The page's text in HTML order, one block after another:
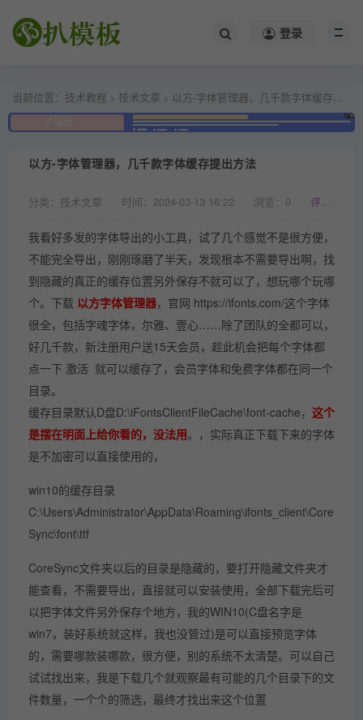
登录
当前位置： 技术教程 > 技术文章 > 以方-字体管理器，几千款字体缓存提出方法
以方-字体管理器，几千款字体缓存提出方法
分类：技术文章 时间：2024-03-13 16:22 浏览： 0 评论：0
我看好多发的字体导出的小工具，试了几个感觉不是很方便，
不能完全导出，刚刚琢磨了半天，发现根本不需要导出啊，找
到隐藏的真正的缓存位置另外保存不就可以了，想玩哪个玩哪
个。下载 以方字体管理器，官网 https://ifonts.com/这个字体
很全，包括字魂字体，尔雅、壹心……除了团队的全都可以，
好几千款，新注册用户送15天会员，趁此机会把每个字体都
点一下 激活 就可以缓存了，会员字体和免费字体都在同一个
目录。
缓存目录默认D盘D:\iFontsClientFileCache\font-cache， 这个
是摆在明面上给你看的，没法用。，实际真正下载下来的字体
是不加密可以直接使用的，
win10的缓存目录
C:\Users\Administrator\AppData\Roaming\ifonts_client\Core
Sync\font\ttf
CoreSync文件夹以后的目录是隐藏的，要打开隐藏文件夹才
能查看，不需要导出，直接就可以安装使用，全部下载完后可
以把字体文件另外保存个地方，我的WIN10(C盘名字是
win7，装好系统就这样，我也没管过)是可以直接预览字体
的，需要哪款装哪款，很方便，别的系统不太清楚。可以自己
试试找出来，我是下载几个就观察最有可能的几个目录下的文
件数量，一个个的筛选，最终才找出来这个位置